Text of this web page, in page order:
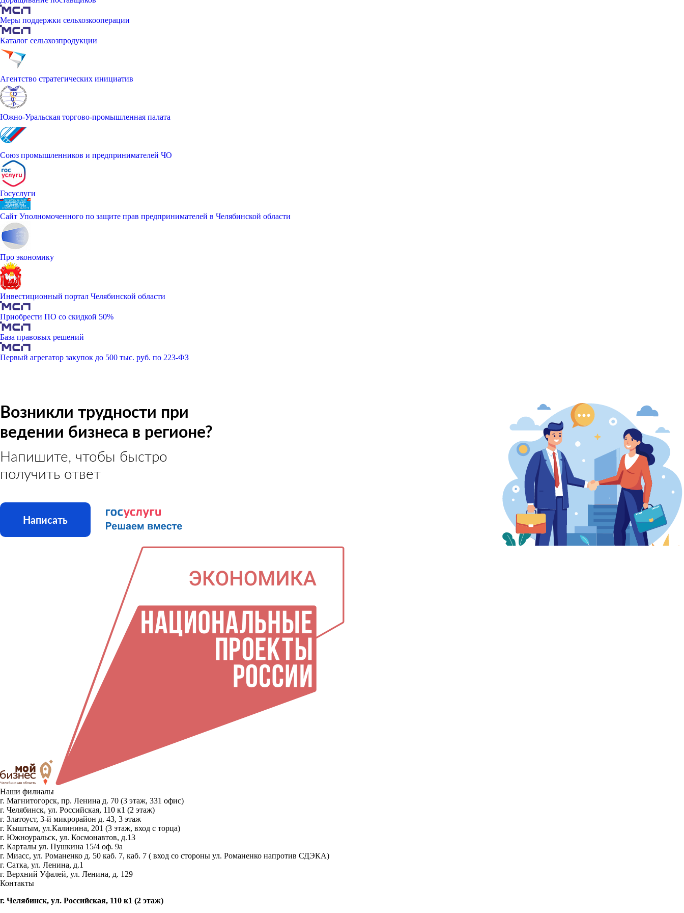
Меры поддержки сельхозкооперации
Каталог сельзхозпродукции
Агентство стратегических инициатив
Южно-Уральская торгово-промышленная палата
Союз промышленников и предпринимателей ЧО
Госуслуги
Сайт Уполномоченного по защите прав предпринимателей в Челябинской области
Про экономику
Инвестиционный портал Челябинской области
Приобрести ПО со скидкой 50%
База правовых решений
Первый агрегатор закупок до 500 тыс. руб. по 223-ФЗ
Возникли трудности при
ведении бизнеса в регионе?
Напишите, чтобы быстро
получить ответ
Написать
Наши филиалы
г. Магнитогорск, пр. Ленина д. 70 (3 этаж, 331 офис)
г. Челябинск, ул. Российская, 110 к1 (2 этаж)
г. Златоуст, 3-й микрорайон д. 43, 3 этаж
г. Кыштым, ул.Калинина, 201 (3 этаж, вход с торца)
г. Южноуральск, ул. Космонавтов, д.13
г. Карталы ул. Пушкина 15/4 оф. 9а
г. Миасс, ул. Романенко д. 50 каб. 7, каб. 7 ( вход со стороны ул. Романенко напротив СДЭКА)
г. Сатка, ул. Ленина, д.1
г. Верхний Уфалей, ул. Ленина, д. 129
Контакты
г. Челябинск, ул. Российская, 110 к1 (2 этаж)